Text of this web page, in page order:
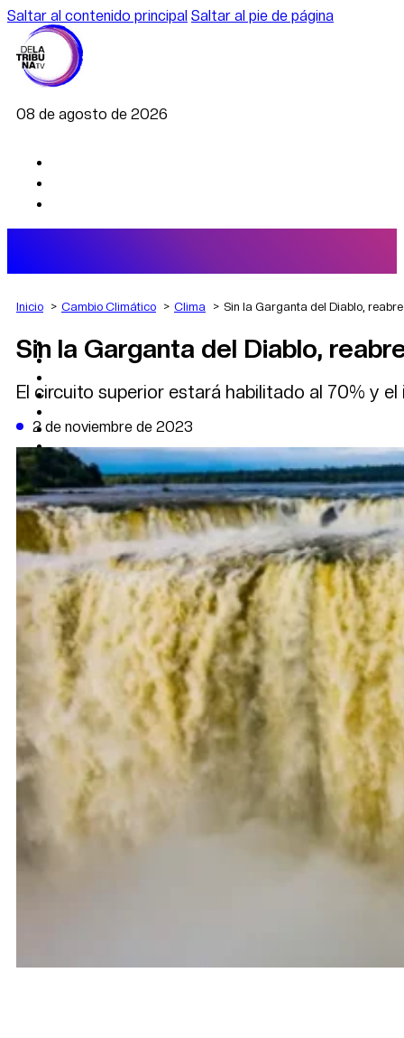
Saltar al contenido principal Saltar al pie de página
08 de agosto de 2026
AGRO
DEPORTES
POLÍTICA
DATA FIRME
DE LA TRIBUNA TV
Inicio Cambio Climático Clima Sin la Garganta del Diablo,
Sin la Garganta del Diablo,
El circuito superior estará habilitado al 70% y el
2 de noviembre de 2023